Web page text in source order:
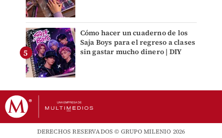
Cómo hacer un cuaderno de los
Saja Boys para el regreso a clases
sin gastar mucho dinero | DIY
DERECHOS RESERVADOS © GRUPO MILENIO 2026